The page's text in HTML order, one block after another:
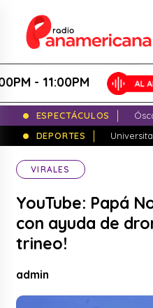
- 11:00PM
ESPECTÁCULOS
DEPORTES
VIRALES
YouTube: Papá
con ayuda de
trineo!
admin